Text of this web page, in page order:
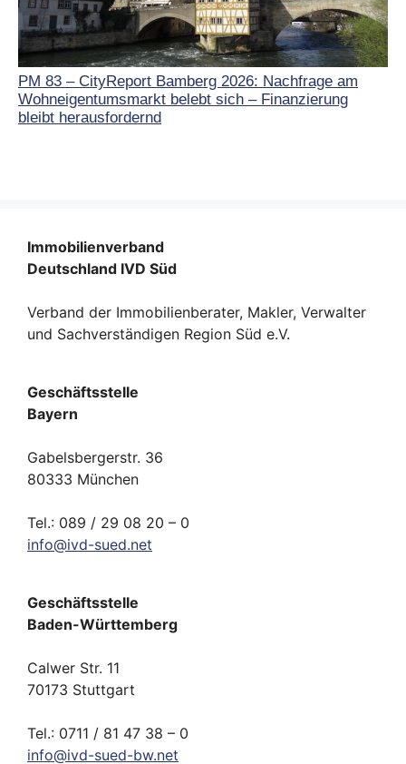
PM 83 – CityReport Bamberg 2026: Nachfrage am
Wohneigentumsmarkt belebt sich – Finanzierung
bleibt herausfordernd
Immobilienverband
Deutschland IVD Süd
Verband der Immobilienberater, Makler, Verwalter
und Sachverständigen Region Süd e.V.
Geschäftsstelle
Bayern
Gabelsbergerstr. 36
80333 München
Tel.: 089 / 29 08 20 – 0
info@ivd-sued.net
Geschäftsstelle
Baden-Württemberg
Calwer Str. 11
70173 Stuttgart
Tel.: 0711 / 81 47 38 – 0
info@ivd-sued-bw.net